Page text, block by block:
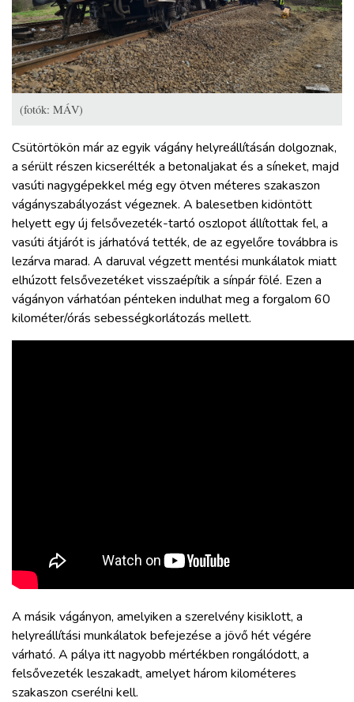
(fotók: MÁV)
Csütörtökön már az egyik vágány helyreállításán dolgoznak,
a sérült részen kicserélték a betonaljakat és a síneket, majd
vasúti nagygépekkel még egy ötven méteres szakaszon
vágányszabályozást végeznek. A balesetben kidöntött
helyett egy új felsővezeték-tartó oszlopot állítottak fel, a
vasúti átjárót is járhatóvá tették, de az egyelőre továbbra is
lezárva marad. A daruval végzett mentési munkálatok miatt
elhúzott felsővezetéket visszaépítik a sínpár fölé. Ezen a
vágányon várhatóan pénteken indulhat meg a forgalom 60
kilométer/órás sebességkorlátozás mellett.
A másik vágányon, amelyiken a szerelvény kisiklott, a
helyreállítási munkálatok befejezése a jövő hét végére
várható. A pálya itt nagyobb mértékben rongálódott, a
felsővezeték leszakadt, amelyet három kilométeres
szakaszon cserélni kell.